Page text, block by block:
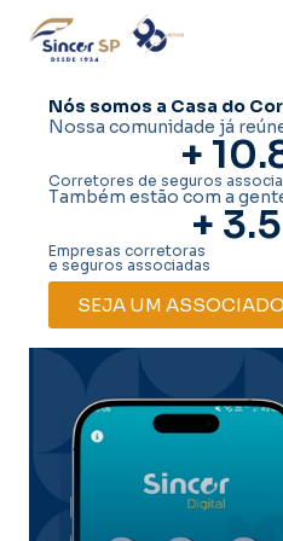
Nós somos a Casa do
Nossa comunidade já
+
Corretores de seguros
Também estão com a
+ 3.5
Empresas corretoras
e seguros associadas
SEJA UM